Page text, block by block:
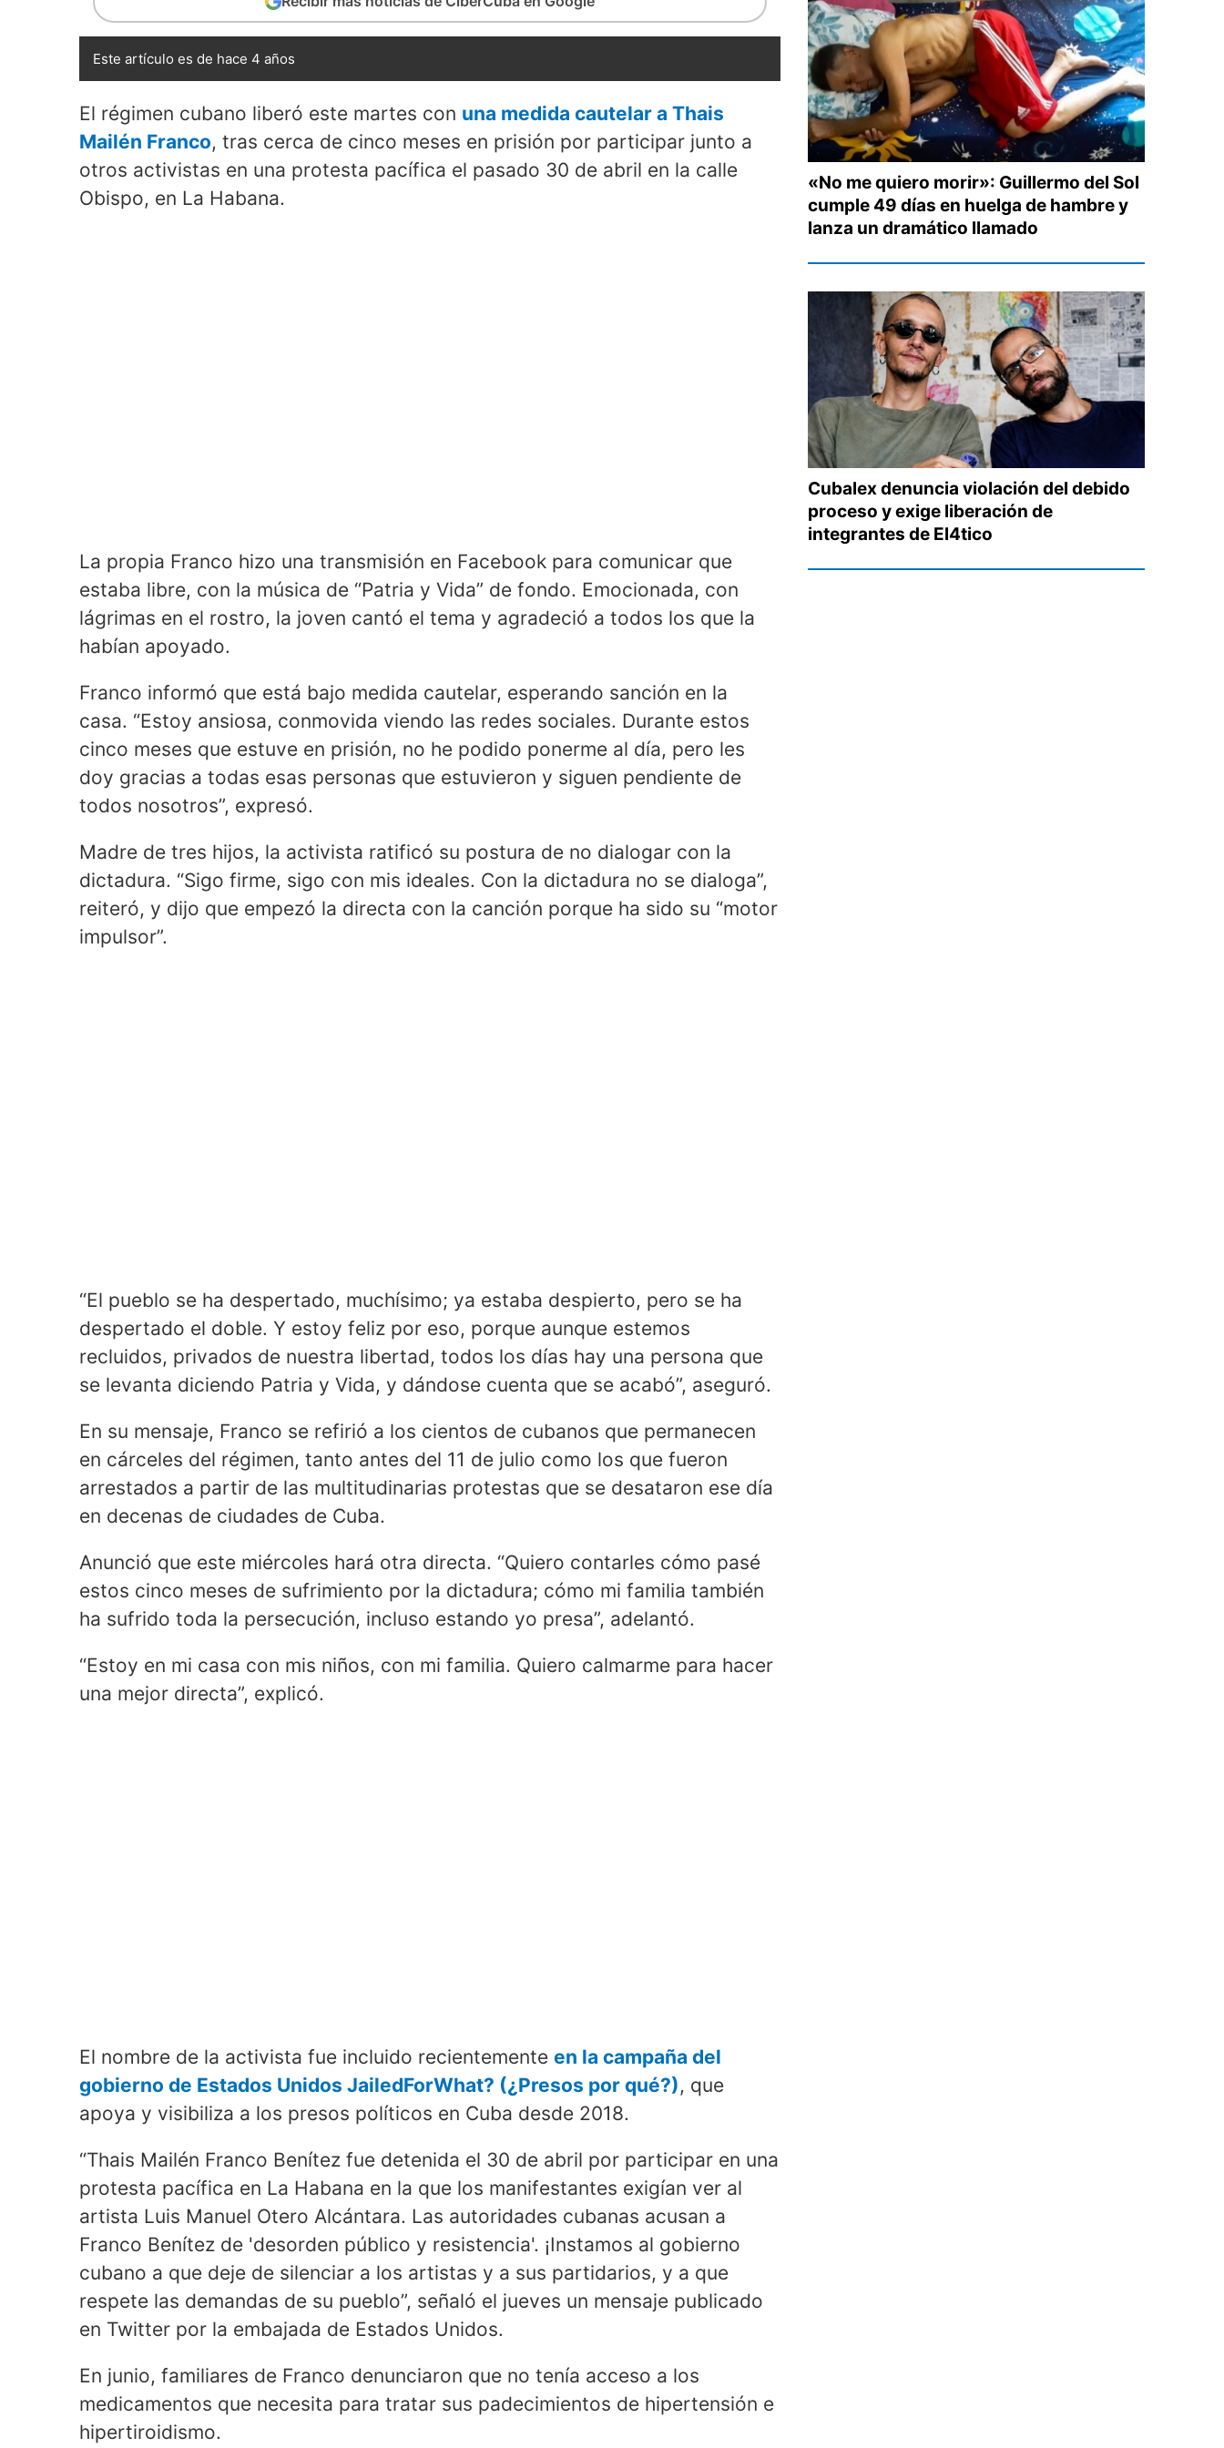
Este artículo es de hace 4 años
El régimen cubano liberó este martes con una medida cautelar a Thais
Mailén Franco, tras cerca de cinco meses en prisión por participar junto a
otros activistas en una protesta pacífica el pasado 30 de abril en la calle
Obispo, en La Habana.
La propia Franco hizo una transmisión en Facebook para comunicar que
estaba libre, con la música de “Patria y Vida” de fondo. Emocionada, con
lágrimas en el rostro, la joven cantó el tema y agradeció a todos los que la
habían apoyado.
Franco informó que está bajo medida cautelar, esperando sanción en la
casa. “Estoy ansiosa, conmovida viendo las redes sociales. Durante estos
cinco meses que estuve en prisión, no he podido ponerme al día, pero les
doy gracias a todas esas personas que estuvieron y siguen pendiente de
todos nosotros”, expresó.
Madre de tres hijos, la activista ratificó su postura de no dialogar con la
dictadura. “Sigo firme, sigo con mis ideales. Con la dictadura no se dialoga”,
reiteró, y dijo que empezó la directa con la canción porque ha sido su “motor
impulsor”.
“El pueblo se ha despertado, muchísimo; ya estaba despierto, pero se ha
despertado el doble. Y estoy feliz por eso, porque aunque estemos
recluidos, privados de nuestra libertad, todos los días hay una persona que
se levanta diciendo Patria y Vida, y dándose cuenta que se acabó”, aseguró.
En su mensaje, Franco se refirió a los cientos de cubanos que permanecen
en cárceles del régimen, tanto antes del 11 de julio como los que fueron
arrestados a partir de las multitudinarias protestas que se desataron ese día
en decenas de ciudades de Cuba.
Anunció que este miércoles hará otra directa. “Quiero contarles cómo pasé
estos cinco meses de sufrimiento por la dictadura; cómo mi familia también
ha sufrido toda la persecución, incluso estando yo presa”, adelantó.
“Estoy en mi casa con mis niños, con mi familia. Quiero calmarme para hacer
una mejor directa”, explicó.
El nombre de la activista fue incluido recientemente en la campaña del
gobierno de Estados Unidos JailedForWhat? (¿Presos por qué?), que
apoya y visibiliza a los presos políticos en Cuba desde 2018.
“Thais Mailén Franco Benítez fue detenida el 30 de abril por participar en una
protesta pacífica en La Habana en la que los manifestantes exigían ver al
artista Luis Manuel Otero Alcántara. Las autoridades cubanas acusan a
Franco Benítez de 'desorden público y resistencia'. ¡Instamos al gobierno
cubano a que deje de silenciar a los artistas y a sus partidarios, y a que
respete las demandas de su pueblo”, señaló el jueves un mensaje publicado
en Twitter por la embajada de Estados Unidos.
En junio, familiares de Franco denunciaron que no tenía acceso a los
medicamentos que necesita para tratar sus padecimientos de hipertensión e
hipertiroidismo.
«No me quiero morir»: Guillermo del Sol
cumple 49 días en huelga de hambre y
lanza un dramático llamado
Cubalex denuncia violación del debido
proceso y exige liberación de
integrantes de El4tico